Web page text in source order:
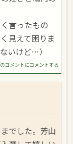
言ったもの
見えて困りま
いけど…）
コメントにコメントする
でした。芳山